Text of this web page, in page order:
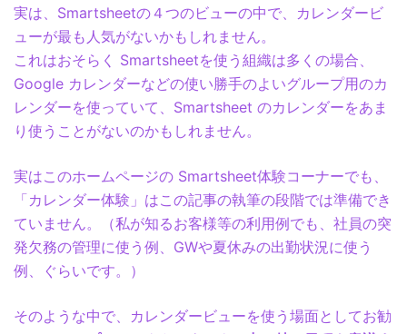
実は、Smartsheetの４つのビューの中で、カレンダービ
ューが最も人気がないかもしれません。
これはおそらく Smartsheetを使う組織は多くの場合、
Google カレンダーなどの使い勝手のよいグループ用のカ
レンダーを使っていて、Smartsheet のカレンダーをあま
り使うことがないのかもしれません。
実はこのホームページの Smartsheet体験コーナーでも、
「カレンダー体験」はこの記事の執筆の段階では準備でき
ていません。（私が知るお客様等の利用例でも、社員の突
発欠務の管理に使う例、GWや夏休みの出勤状況に使う
例、ぐらいです。）
そのような中で、カレンダービューを使う場面としてお勧